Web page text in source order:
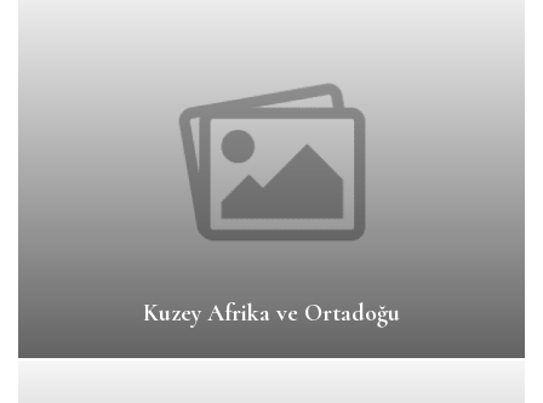
Kuzey Afrika ve Ortadoğu